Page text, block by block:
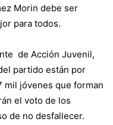
Morin debe ser
para todos.
de Acción Juvenil,
partido están por
mil jóvenes que forman
el voto de los
de no desfallecer.